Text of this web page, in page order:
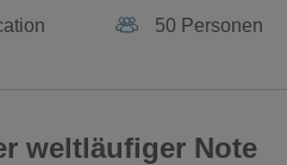
50 Personen
weltläufiger Note